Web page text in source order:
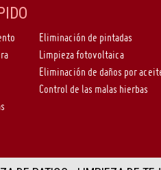
Eliminación de pintadas
Limpieza fotovoltaica
Eliminación de daños por
Control de las malas hierbas